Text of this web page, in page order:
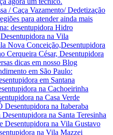
/ Caça Vazamento/ Dedetização
para atender ainda mais
desentupidora Hidro
na Vila
Nova Conceição,Desentupidora
Cerqueira César, Desentupidora
dicas em nosso Blog
em São Paulo:
em Santana
na Cachoeirinha
na Casa Verde
Desentupidora na Itaberaba
na Santa Teresinha
Desentupidora na Vila Gustavo
na Vila Mazzei